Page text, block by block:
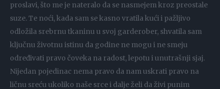
proslavi, što me je nateralo da se nasmejem kroz preostale
suze. Te noći, kada sam se kasno vratila kući i pažljivo
odložila srebrnu tkaninu u svoj garderober, shvatila sam
ključnu životnu istinu da godine ne mogu i ne smeju
određivati pravo čoveka na radost, lepotu i unutrašnji sjaj.
Nijedan pojedinac nema pravo da nam uskrati pravo na
ličnu sreću ukoliko naše srce i dalje želi da živi punim